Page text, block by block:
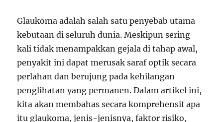
Glaukoma adalah salah satu penyebab utama
kebutaan di seluruh dunia. Meskipun sering
kali tidak menampakkan gejala di tahap awal,
penyakit ini dapat merusak saraf optik secara
perlahan dan berujung pada kehilangan
penglihatan yang permanen. Dalam artikel ini,
kita akan membahas secara komprehensif apa
itu glaukoma, jenis-jenisnya, faktor risiko,